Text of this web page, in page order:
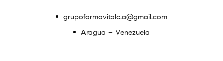
grupofarmavitalc.a@gmail.com
Aragua – Venezuela